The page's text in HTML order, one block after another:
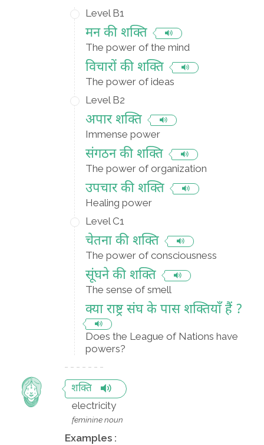
Level B1
मन की शक्ति
The power of the mind
विचारों की शक्ति
The power of ideas
Level B2
अपार शक्ति
Immense power
संगठन की शक्ति
The power of organization
उपचार की शक्ति
Healing power
Level C1
चेतना की शक्ति
The power of consciousness
सूंघने की शक्ति
The sense of smell
क्या राष्ट्र संघ के पास शक्तियाँ हैं ?
Does the League of Nations have
powers?
शक्ति
electricity
feminine noun
Examples :